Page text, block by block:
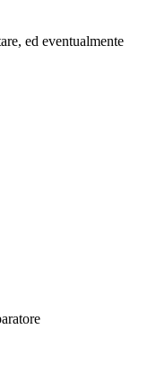
ed eventualmente